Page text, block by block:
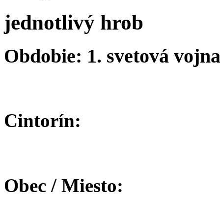
jednotlivý hrob
Obdobie: 1. svetová vojna
Cintorín:
Obec / Miesto: